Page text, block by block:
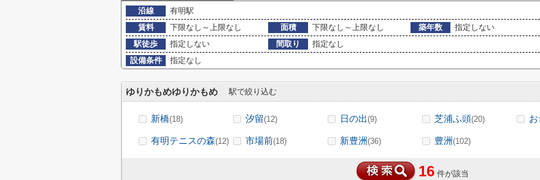
沿線
有明駅
賃料
下限なし～上限なし 面積 下限なし～上限なし 築年数
指定しない
駅徒歩
指定しない 間取り
指定なし
設備条件
指定なし
ゆりかもめゆりかもめ 駅で絞り込む
新橋(18) 汐留(12) 日の出(9) 芝浦ふ頭(20)
有明テニスの森(12) 市場前(18) 新豊洲 (36) 豊洲 (102)
16 件が該当